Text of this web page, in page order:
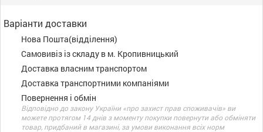
Варіанти доставки
Нова Пошта(відділення)
Самовивіз із складу в м. Кропивницький
Доставка власним транспортом
Доставка транспортними компаніями
Повернення і обмін
Відповідно до закону України «про захист прав споживачів» ви
можете протягом 14 днів з моменту покупки повернути або обміняти
товар, придбаний в магазині, за умови виконання всіх норм